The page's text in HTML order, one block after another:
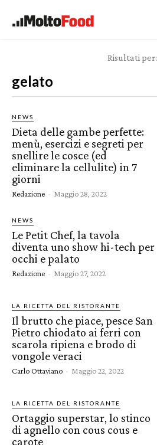
Risultati per:
NEWS
Dieta delle gambe perfette:
menù, esercizi e segreti per
snellire le cosce (ed
eliminare la cellulite) in 7
giorni
Redazione - Maggio 28, 2022
NEWS
Le Petit Chef, la tavola
diventa uno show hi-tech per
occhi e palato
Redazione - Maggio 27, 2022
LA RICETTA DEL RISTORANTE
Il brutto che piace, pesce San
Pietro chiodato ai ferri con
scarola ripiena e brodo di
vongole veraci
Carlo Ottaviano - Maggio 22, 2022
LA RICETTA DEL RISTORANTE
Ortaggio superstar, lo stinco
di agnello con cous cous e
carote